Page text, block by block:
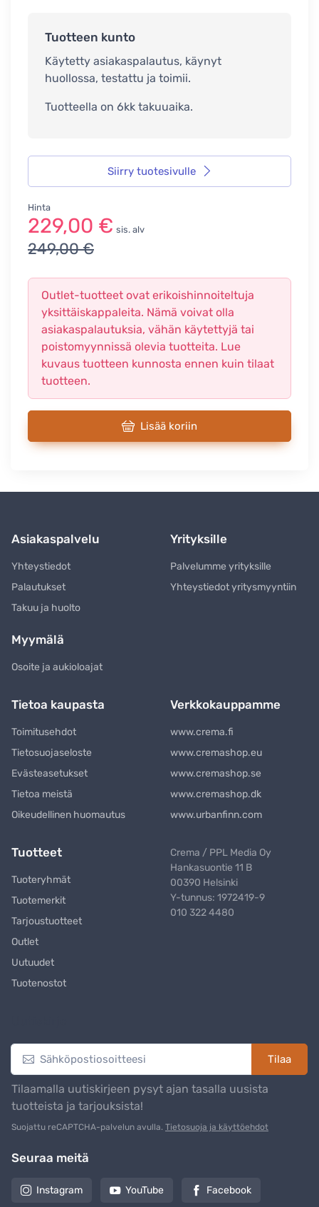
Tuotteen kunto
Käytetty asiakaspalautus, käynyt
huollossa, testattu ja toimii.
Tuotteella on 6kk takuuaika.
Siirry tuotesivulle
Hinta
229,00 € sis. alv
249,00 €
Outlet-tuotteet ovat erikoishinnoiteltuja
yksittäiskappaleita. Nämä voivat olla
asiakaspalautuksia, vähän käytettyjä tai
poistomyynnissä olevia tuotteita. Lue
kuvaus tuotteen kunnosta ennen kuin tilaat
tuotteen.
Lisää koriin
Asiakaspalvelu
Yhteystiedot
Palautukset
Takuu ja huolto
Yrityksille
Palvelumme yrityksille
Yhteystiedot yritysmyyntiin
Myymälä
Osoite ja aukioloajat
Tietoa kaupasta
Toimitusehdot
Tietosuojaseloste
Evästeasetukset
Tietoa meistä
Oikeudellinen huomautus
Verkkokauppamme
www.crema.fi
www.cremashop.eu
www.cremashop.se
www.cremashop.dk
www.urbanfinn.com
Tuotteet
Tuoteryhmät
Tuotemerkit
Tarjoustuotteet
Outlet
Uutuudet
Tuotenostot
Crema / PPL Media Oy
Hankasuontie 11 B
00390 Helsinki
Y-tunnus: 1972419-9
010 322 4480
Tilaa
Tilaamalla uutiskirjeen pysyt ajan tasalla uusista
tuotteista ja tarjouksista!
Suojattu reCAPTCHA-palvelun avulla. Tietosuoja ja käyttöehdot
Seuraa meitä
Instagram YouTube Facebook